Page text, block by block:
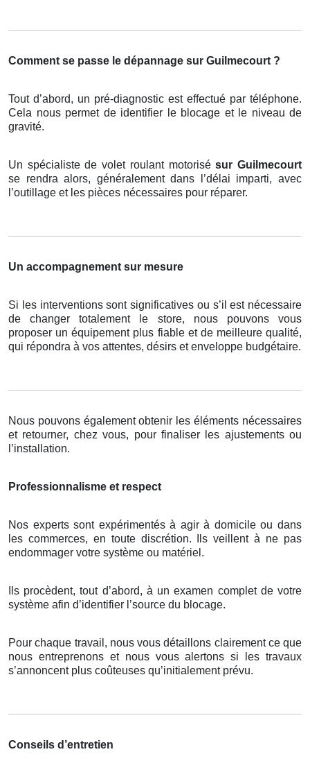
Comment se passe le dépannage sur Guilmecourt ?
Tout d’abord, un pré-diagnostic est effectué par téléphone.
Cela nous permet de identifier le blocage et le niveau de
gravité.
Un spécialiste de volet roulant motorisésur Guilmecourt
se rendra alors, généralement dans l’délai imparti, avec
l’outillage et les pièces nécessaires pour réparer.
Un accompagnement sur mesure
Si les interventions sont significatives ou s’il est nécessaire
de changer totalement le store, nous pouvons vous
proposer un équipement plus fiable et de meilleure qualité,
qui répondra à vos attentes, désirs et enveloppe budgétaire.
Nous pouvons également obtenir les éléments nécessaires
et retourner, chez vous, pour finaliser les ajustements ou
l’installation.
Professionnalisme et respect
Nos experts sont expérimentés à agir à domicile ou dans
les commerces, en toute discrétion. Ils veillent à ne pas
endommager votre système ou matériel.
Ils procèdent, tout d’abord, à un examen complet de votre
système afin d’identifier l’source du blocage.
Pour chaque travail, nous vous détaillons clairement ce que
nous entreprenons et nous vous alertons si les travaux
s’annoncent plus coûteuses qu’initialement prévu.
Conseils d’entretien